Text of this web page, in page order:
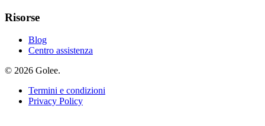
Risorse
Blog
Centro assistenza
© 2026 Golee.
Termini e condizioni
Privacy Policy